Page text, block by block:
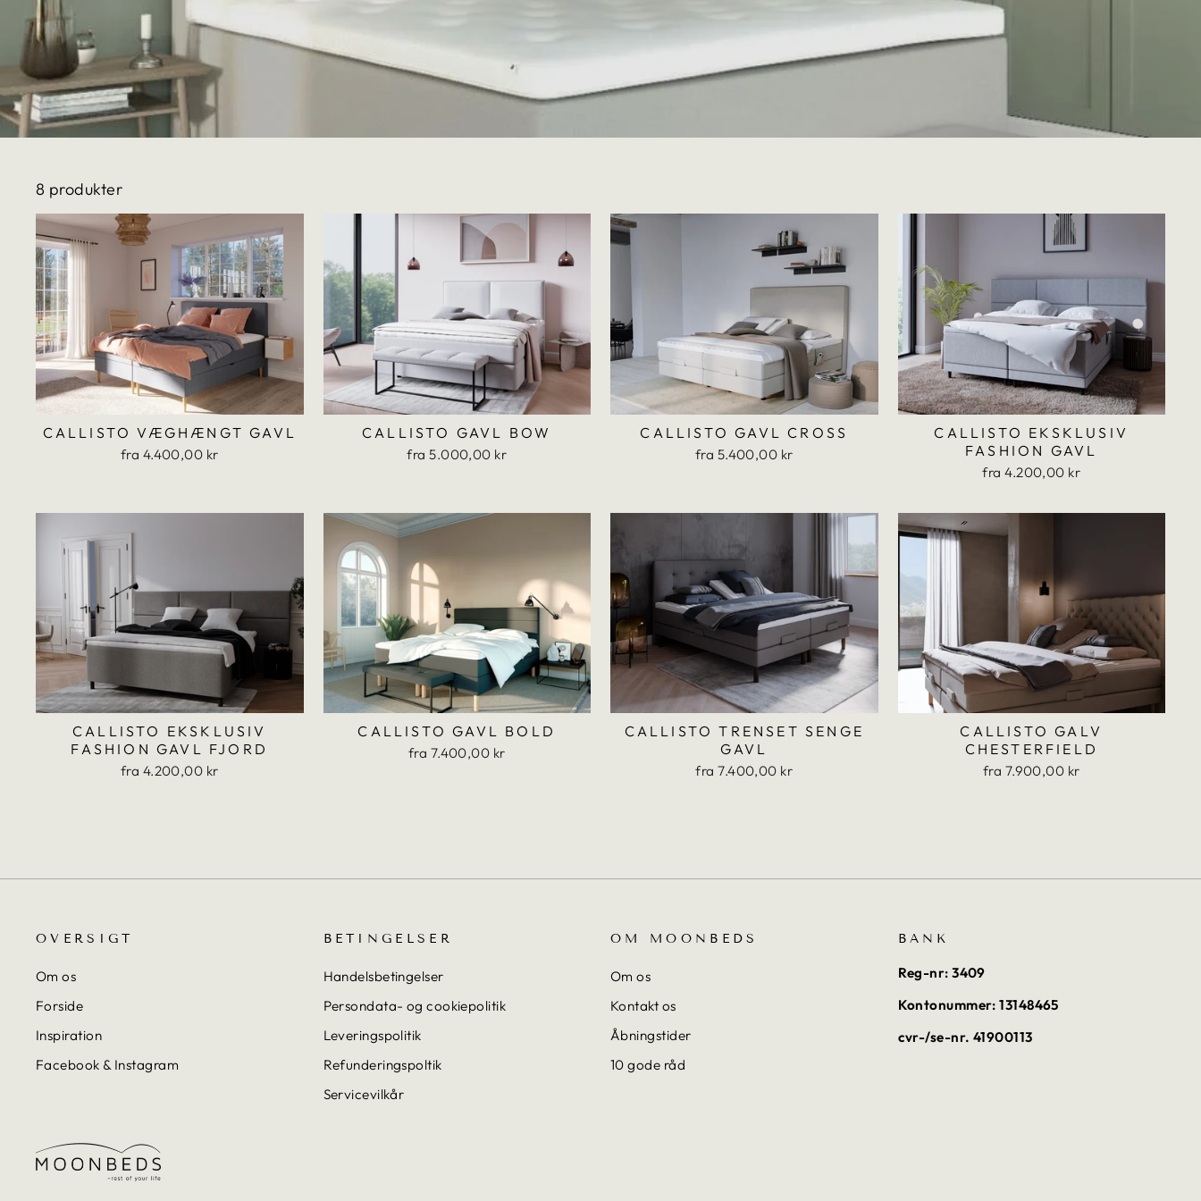
8 produkter
CALLISTO VÆGHÆNGT GAVL
fra 4.400,00 kr
CALLISTO GAVL BOW
fra 5.000,00 kr
CALLISTO GAVL CROSS
fra 5.400,00 kr
CALLISTO EKSKLUSIV
FASHION GAVL
fra 4.200,00 kr
CALLISTO EKSKLUSIV
FASHION GAVL FJORD
fra 4.200,00 kr
CALLISTO GAVL BOLD
fra 7.400,00 kr
CALLISTO TRENSET SENGE
GAVL
fra 7.400,00 kr
CALLISTO GALV
CHESTERFIELD
fra 7.900,00 kr
OVERSIGT
Om os
Forside
Inspiration
Facebook & Instagram
BETINGELSER
Handelsbetingelser
Persondata- og cookiepolitik
Leveringspolitik
Refunderingspoltik
Servicevilkår
OM MOONBEDS
Om os
Kontakt os
Åbningstider
10 gode råd
BANK
Reg-nr: 3409
Kontonummer: 13148465
cvr-/se-nr. 41900113